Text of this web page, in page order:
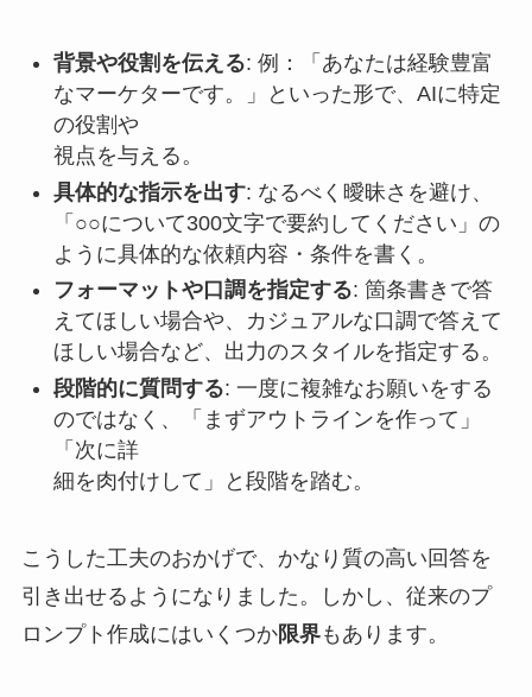
背景や役割を伝える: 例：「あなたは経験豊富
なマーケターです。」といった形で、AIに特定
の役割や
視点を与える。
具体的な指示を出す: なるべく曖昧さを避け、
「○○について300文字で要約してください」の
ように具体的な依頼内容・条件を書く。
フォーマットや口調を指定する: 箇条書きで答
えてほしい場合や、カジュアルな口調で答えて
ほしい場合など、出力のスタイルを指定する。
段階的に質問する: 一度に複雑なお願いをする
のではなく、「まずアウトラインを作って」
「次に詳
細を肉付けして」と段階を踏む。
こうした工夫のおかげで、かなり質の高い回答を
引き出せるようになりました。しかし、従来のプ
ロンプト作成にはいくつか限界もあります。